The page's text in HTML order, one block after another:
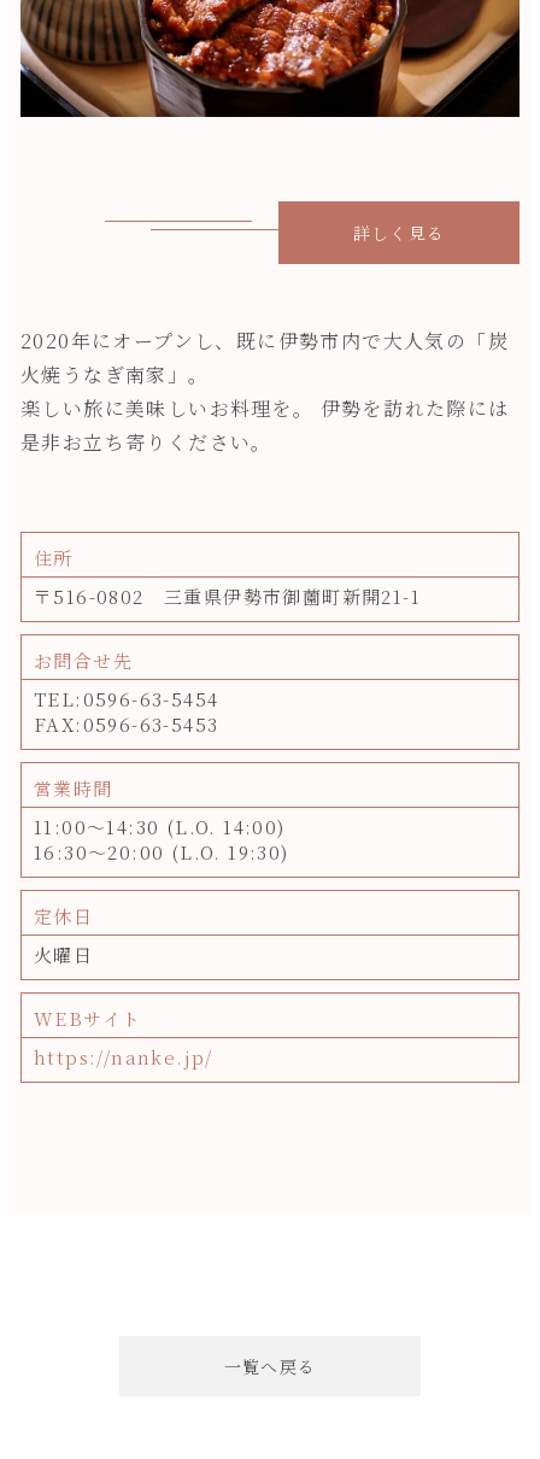
詳しく見る
2020年にオープンし、既に伊勢市内で大人気の「炭
火焼うなぎ南家」。
楽しい旅に美味しいお料理を。 伊勢を訪れた際には
是非お立ち寄りください。
住所
〒516-0802 三重県伊勢市御薗町新開21-1
お問合せ先
TEL:0596-63-5454
FAX:0596-63-5453
営業時間
11:00～14:30 (L.O. 14:00)
16:30～20:00 (L.O. 19:30)
定休日
火曜日
WEBサイト
https://nanke.jp/
一覧へ戻る